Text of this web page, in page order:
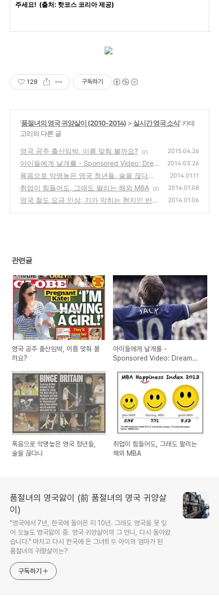
주세요! (출처: 핫코스 코리아 제공)
128 구독하기
'품절녀의 영국 귀양살이 (2010-2014) > 실시간 영국 소식' 카테
고리의 다른 글
영국 공주 출산임박, 이름 맞춰 볼까요? (2) 2015.04.26
아이들에게 날개를 - Sponsored Video: Drea
m The Blue
(1)
2014.03.26
폭음으로 악명높은 영국 청년들, 술을 끊다니
(9)
2014.01.11
취업이 힘들어도, 그래도 팔리는 해외 MBA (2) 2014.01.08
영국 철도 요금 인상, 기가 막히는 현지인 반응 2014.01.06
관련글
영국 공주 출산임박, 이름 맞춰 볼
까요?
아이들에게 날개를 -
Sponsored Video: Dream
폭음으로 악명높은 영국 청년들,
술을 끊다니
취업이 힘들어도, 그래도 팔리는
해외 MBA
품절녀의 영국앓이 (前 품절녀의 영국 귀양살
이)
"영국에서 7년, 한국에 돌아온 지 10년. 그래도 영국을 못 잊
어 오늘도 영국앓이 중. 영국 귀양살이의 그 언니, 다시 돌아왔
습니다." 마치고 다시 한국에 온 그녀!!! 두 아이의 엄마가 된
품절녀의 귀향살이는?
구독하기